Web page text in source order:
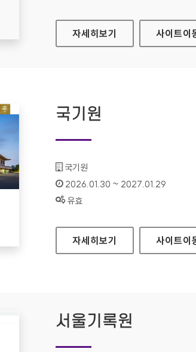
국립민속박물관
자세히보기 사이트이
국기원
기관명 :
국기원
인증기간 :
2026.01.30 ~ 2027.01.29
상태 :
유효
국기원
자세히보기 사이트이
서울기록원